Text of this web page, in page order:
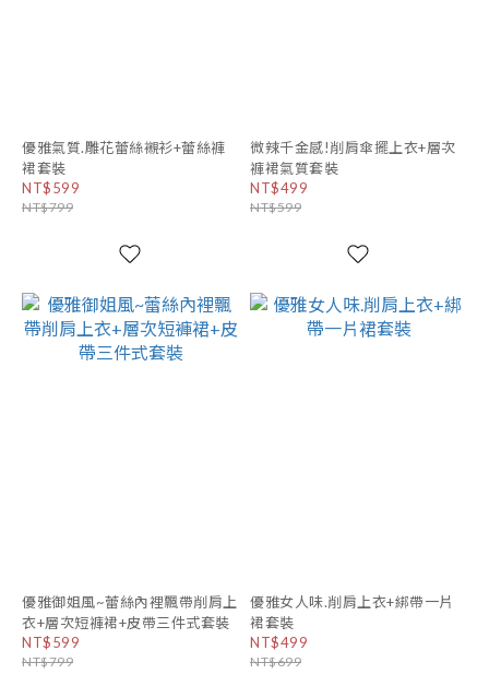
優雅氣質.雕花蕾絲襯衫+蕾絲褲
裙套裝
NT$599
NT$799
微辣千金感!削肩傘擺上衣+層次
褲裙氣質套裝
NT$499
NT$599
優雅御姐風~蕾絲內裡飄帶削肩上
衣+層次短褲裙+皮帶三件式套裝
NT$599
NT$799
優雅女人味.削肩上衣+綁帶一片
裙套裝
NT$499
NT$699